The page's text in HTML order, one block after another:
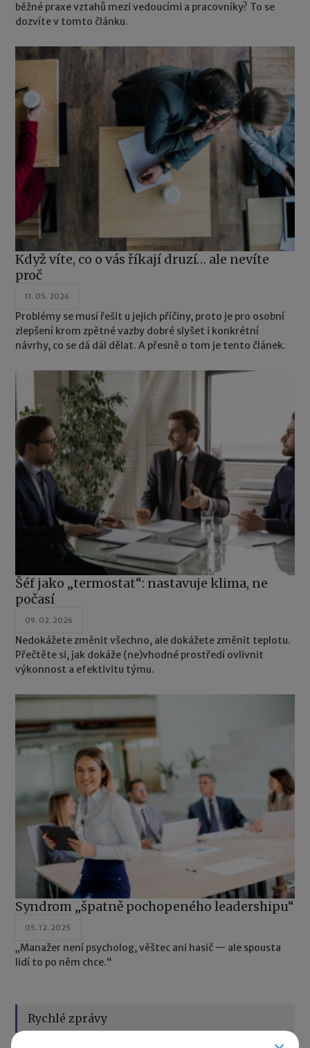
běžné praxe vztahů mezi vedoucími a pracovníky? To se
dozvíte v tomto článku.
Když víte, co o vás říkají druzí… ale nevíte
proč
11. 05. 2026
Problémy se musí řešit u jejich příčiny, proto je pro osobní
zlepšení krom zpětné vazby dobré slyšet i konkrétní
návrhy, co se dá dál dělat. A přesně o tom je tento článek.
Šéf jako „termostat“: nastavuje klima, ne
počasí
09. 02. 2026
Nedokážete změnit všechno, ale dokážete změnit teplotu.
Přečtěte si, jak dokáže (ne)vhodné prostředí ovlivnit
výkonnost a efektivitu týmu.
Syndrom „špatně pochopeného leadershipu“
05. 12. 2025
„Manažer není psycholog, věštec ani hasič — ale spousta
lidí to po něm chce.“
Rychlé zprávy